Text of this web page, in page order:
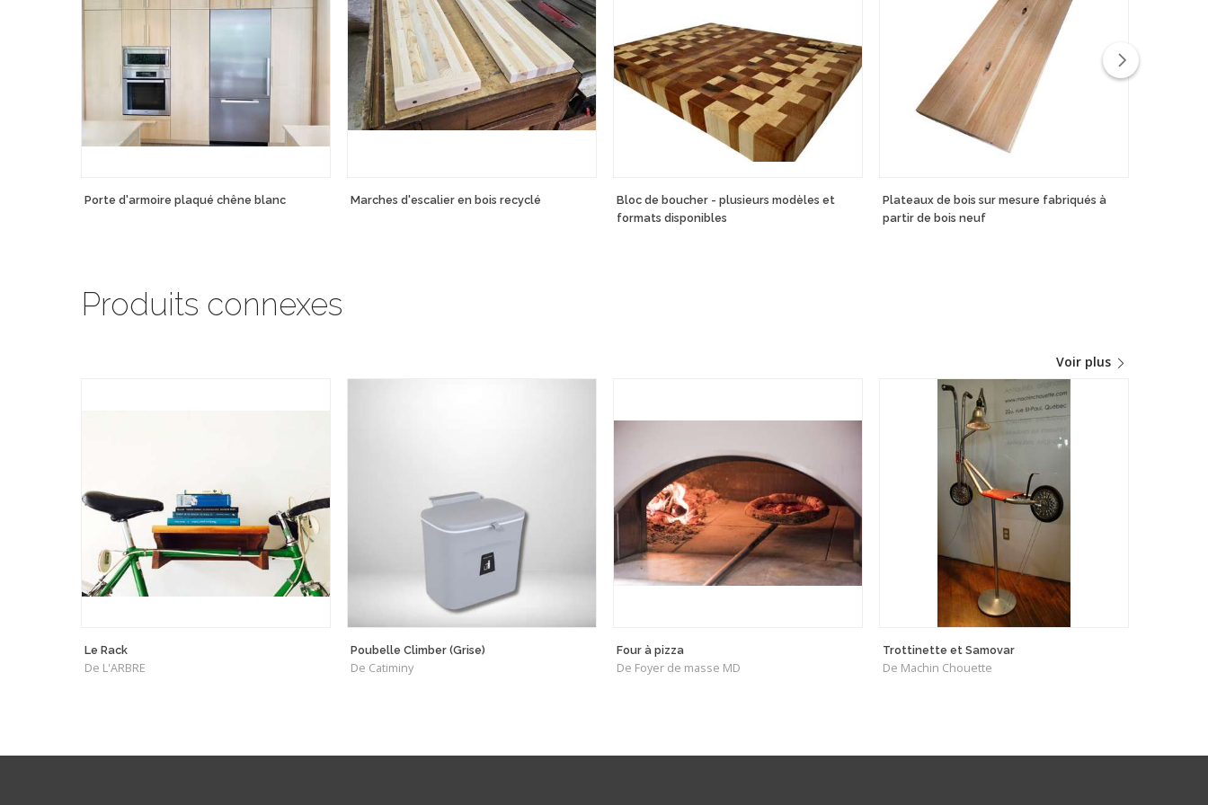
Porte d'armoire plaqué chêne blanc Marches d'escalier en bois recyclé
Bloc de boucher - plusieurs modèles et
formats disponibles
Plateaux de bois sur mesure fabriqués à
partir de bois neuf
Produits connexes
Voir plus
Le Rack
De L'ARBRE
Poubelle Climber (Grise)
De Catiminy
Four à pizza
De Foyer de masse MD
Trottinette et Samovar
De Machin Chouette